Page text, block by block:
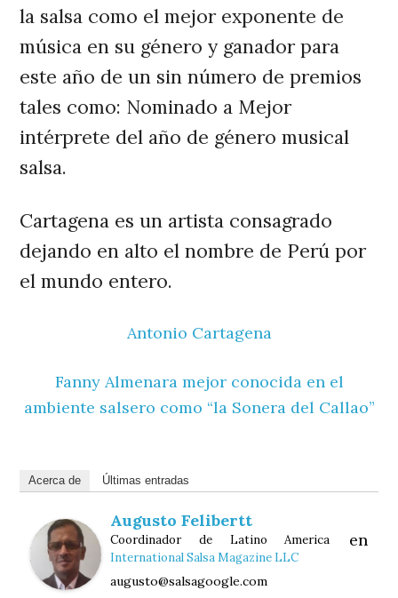
la salsa como el mejor exponente de
música en su género y ganador para
este año de un sin número de premios
tales como: Nominado a Mejor
intérprete del año de género musical
salsa.
Cartagena es un artista consagrado
dejando en alto el nombre de Perú por
el mundo entero.
Antonio Cartagena
Fanny Almenara mejor conocida en el
ambiente salsero como “la Sonera del Callao”
Acerca de Últimas entradas
Augusto Felibertt
Coordinador de Latino America en
International Salsa Magazine LLC
augusto@salsagoogle.com